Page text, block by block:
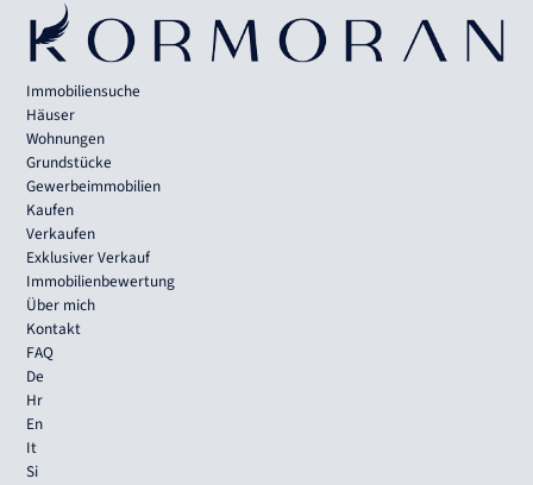
Immobiliensuche
Häuser
Wohnungen
Grundstücke
Gewerbeimmobilien
Kaufen
Verkaufen
Exklusiver Verkauf
Immobilienbewertung
Über mich
Kontakt
FAQ
De
Hr
En
It
Si